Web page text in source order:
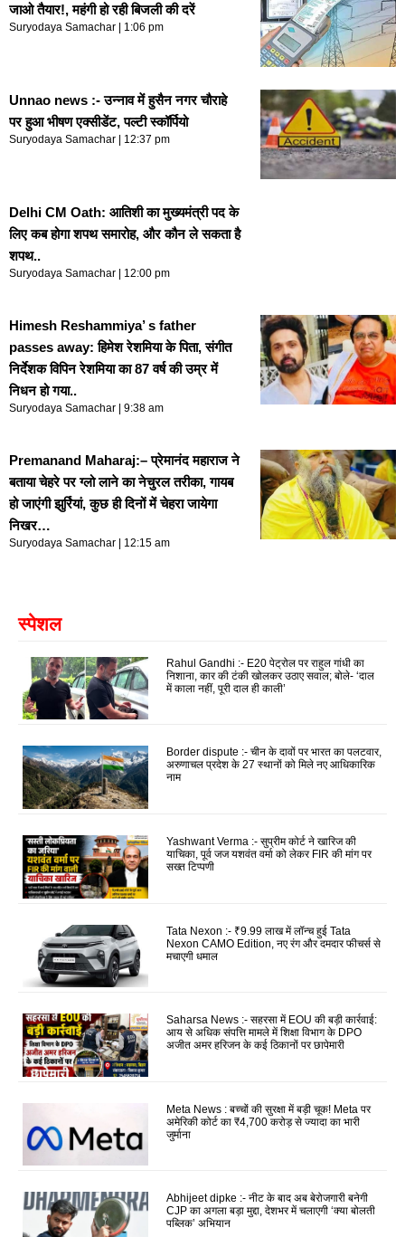
जाओ तैयार!, महंगी हो रही बिजली की दरें
Suryodaya Samachar 1:06 pm
Unnao news :- उन्नाव में हुसैन नगर चौराहे
पर हुआ भीषण एक्सीडेंट, पल्टी स्कॉर्पियो
Suryodaya Samachar 12:37 pm
Delhi CM Oath: आतिशी का मुख्यमंत्री पद के
लिए कब होगा शपथ समारोह, और कौन ले सकता है
शपथ..
Suryodaya Samachar 12:00 pm
Himesh Reshammiya’ s father
passes away: हिमेश रेशमिया के पिता, संगीत
निर्देशक विपिन रेशमिया का 87 वर्ष की उम्र में
निधन हो गया..
Suryodaya Samachar 9:38 am
Premanand Maharaj:– प्रेमानंद महाराज ने
बताया चेहरे पर ग्लो लाने का नेचुरल तरीका, गायब
हो जाएंगी झुर्रियां, कुछ ही दिनों में चेहरा जायेगा
निखर…
Suryodaya Samachar 12:15 am
स्पेशल
Rahul Gandhi :- E20 पेट्रोल पर राहुल गांधी का
निशाना, कार की टंकी खोलकर उठाए सवाल; बोले- ‘दाल
में काला नहीं, पूरी दाल ही काली’
Border dispute :- चीन के दावों पर भारत का पलटवार,
अरुणाचल प्रदेश के 27 स्थानों को मिले नए आधिकारिक
नाम
Yashwant Verma :- सुप्रीम कोर्ट ने खारिज की
याचिका, पूर्व जज यशवंत वर्मा को लेकर FIR की मांग पर
सख्त टिप्पणी
Tata Nexon :- ₹9.99 लाख में लॉन्च हुई Tata
Nexon CAMO Edition, नए रंग और दमदार फीचर्स से
मचाएगी धमाल
Saharsa News :- सहरसा में EOU की बड़ी कार्रवाई:
आय से अधिक संपत्ति मामले में शिक्षा विभाग के DPO
अजीत अमर हरिजन के कई ठिकानों पर छापेमारी
Meta News : बच्चों की सुरक्षा में बड़ी चूक! Meta पर
अमेरिकी कोर्ट का ₹4,700 करोड़ से ज्यादा का भारी
जुर्माना
Abhijeet dipke :- नीट के बाद अब बेरोजगारी बनेगी
CJP का अगला बड़ा मुद्दा, देशभर में चलाएगी ‘क्या बोलती
पब्लिक’ अभियान